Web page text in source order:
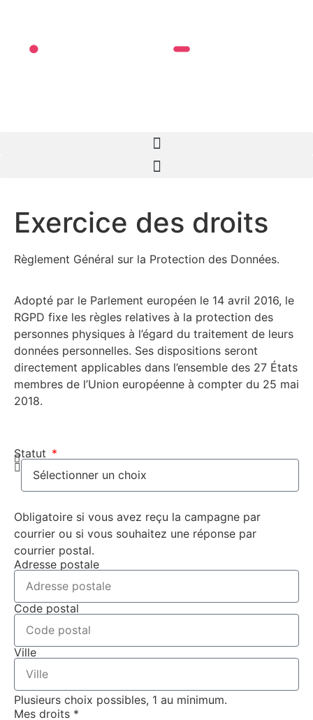
Exercice des droits
Règlement Général sur la Protection des Données.
Adopté par le Parlement européen le 14 avril 2016, le
RGPD fixe les règles relatives à la protection des
personnes physiques à l’égard du traitement de leurs
données personnelles. Ses dispositions seront
directement applicables dans l’ensemble des 27 États
membres de l’Union européenne à compter du 25 mai
2018.
Statut
Obligatoire si vous avez reçu la campagne par
courrier ou si vous souhaitez une réponse par
courrier postal.
Adresse postale
Code postal
Ville
Plusieurs choix possibles, 1 au minimum.
Mes droits *